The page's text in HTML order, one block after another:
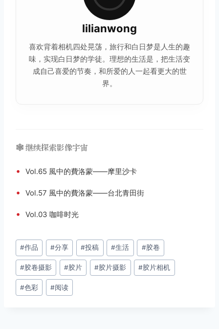
lilianwong
喜欢背着相机四处晃荡，旅行和白日梦是人生的趣
味，实现白日梦的学徒。理想的生活是，把生活变
成自己喜爱的节奏，和所爱的人一起看更大的世
界。
🕸️ 继续探索影像宇宙
• Vol.65 風中的費洛蒙——摩里沙卡
• Vol.57 風中的費洛蒙——台北青田街
• Vol.03 咖啡时光
文
章
标
签：
#作品 #分享 #投稿 #生活 #胶卷
#胶卷摄影 #胶片 #胶片摄影 #胶片相机
#色彩 #阅读